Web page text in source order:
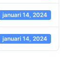
januari 14, 2024
januari 14, 2024